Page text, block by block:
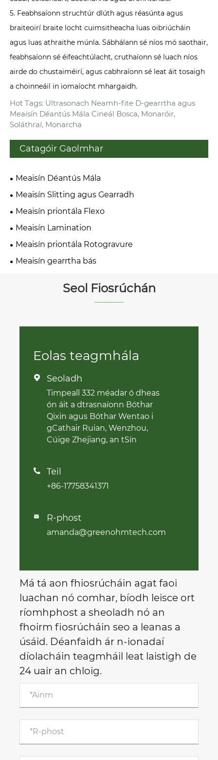
5. Feabhsaíonn struchtúr dlúth agus réasúnta agus
braiteoirí braite locht cuimsitheacha luas oibriúcháin
agus luas athraithe múnla. Sábhálann sé níos mó saothair,
feabhsaíonn sé éifeachtúlacht, cruthaíonn sé luach níos
airde do chustaiméirí, agus cabhraíonn sé leat áit tosaigh
a choinneáil in iomaíocht mhargaidh.
Hot Tags: Ultrasonach Neamh-fite D-gearrtha agus
Meaisín Déantús Mála Cineál Bosca, Monaróir,
Soláthraí, Monarcha
Catagóir Gaolmhar
Meaisín Déantús Mála
Meaisín Slitting agus Gearradh
Meaisín priontála Flexo
Meaisín Lamination
Meaisín priontála Rotogravure
Meaisín gearrtha bás
Seol Fiosrúchán
Eolas teagmhála
 Seoladh
Timpeall 332 méadar ó dheas
ón áit a dtrasnaíonn Bóthar
Qixin agus Bóthar Wentao i
gCathair Ruian, Wenzhou,
Cúige Zhejiang, an tSín
 Teil
+86-17758341371
 R-phost
amanda@greenohmtech.com
Má tá aon fhiosrúcháin agat faoi
luachan nó comhar, bíodh leisce ort
ríomhphost a sheoladh nó an
fhoirm fiosrúcháin seo a leanas a
úsáid. Déanfaidh ár n-ionadaí
díolacháin teagmháil leat laistigh de
24 uair an chloig.